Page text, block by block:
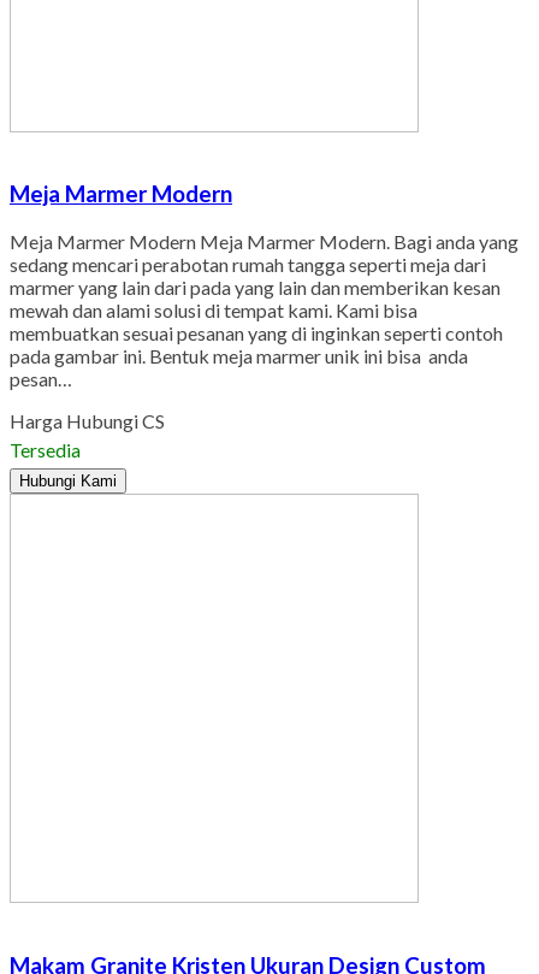
Meja Marmer Modern
Meja Marmer Modern Meja Marmer Modern. Bagi anda yang
sedang mencari perabotan rumah tangga seperti meja dari
marmer yang lain dari pada yang lain dan memberikan kesan
mewah dan alami solusi di tempat kami. Kami bisa
membuatkan sesuai pesanan yang di inginkan seperti contoh
pada gambar ini. Bentuk meja marmer unik ini bisa anda
pesan…
Harga Hubungi CS
Tersedia
Hubungi Kami
Makam Granite Kristen Ukuran Design Custom